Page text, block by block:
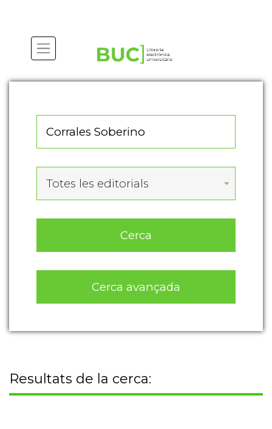
Totes les editorials
Cerca
Cerca avançada
Resultats de la cerca: